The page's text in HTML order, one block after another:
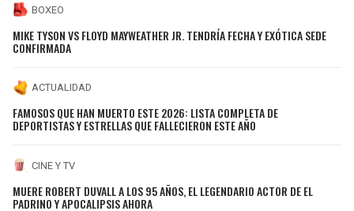
BOXEO
MIKE TYSON VS FLOYD MAYWEATHER JR. TENDRÍA FECHA Y EXÓTICA SEDE
CONFIRMADA
ACTUALIDAD
FAMOSOS QUE HAN MUERTO ESTE 2026: LISTA COMPLETA DE
DEPORTISTAS Y ESTRELLAS QUE FALLECIERON ESTE AÑO
CINE Y TV
MUERE ROBERT DUVALL A LOS 95 AÑOS, EL LEGENDARIO ACTOR DE EL
PADRINO Y APOCALIPSIS AHORA